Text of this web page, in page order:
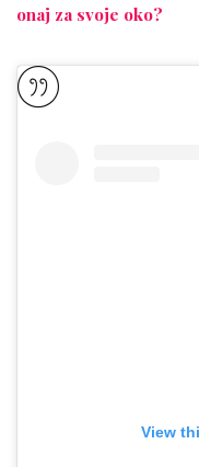
onaj za svoje oko?
View